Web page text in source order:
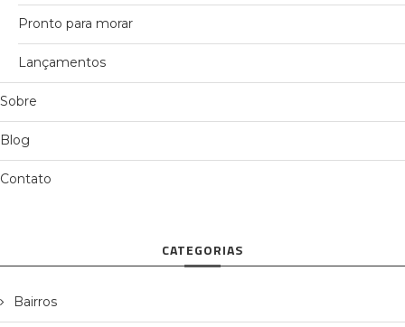
Pronto para morar
Lançamentos
Sobre
Blog
Contato
CATEGORIAS
Bairros